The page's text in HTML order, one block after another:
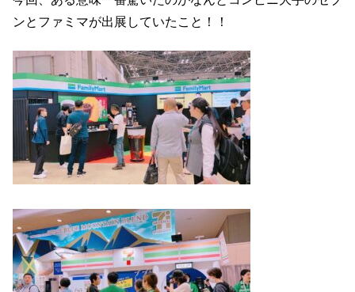
ンとファミマが出展していたこと！！